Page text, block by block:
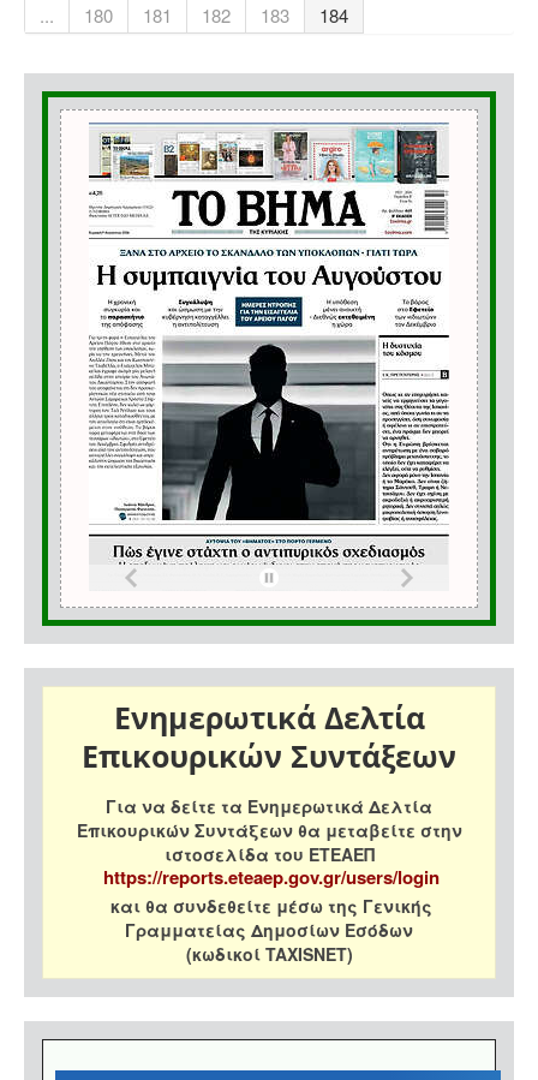
...
180 181 182 183 184
Ενημερωτικά Δελτία
Επικουρικών Συντάξεων
Για να δείτε τα Ενημερωτικά Δελτία
Επικουρικών Συντάξεων θα μεταβείτε στην
ιστοσελίδα του ΕΤΕΑΕΠ
https://reports.eteaep.gov.gr/users/login
και θα συνδεθείτε μέσω της Γενικής
Γραμματείας Δημοσίων Εσόδων
(κωδικοί TAXISNET)